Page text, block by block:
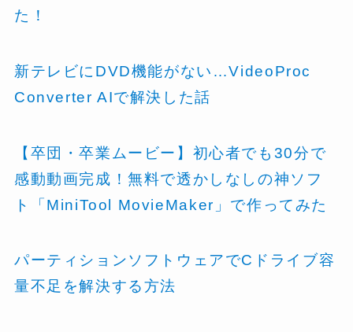
た！
新テレビにDVD機能がない…VideoProc
Converter AIで解決した話
【卒団・卒業ムービー】初心者でも30分で
感動動画完成！無料で透かしなしの神ソフ
ト「MiniTool MovieMaker」で作ってみた
パーティションソフトウェアでCドライブ容
量不足を解決する方法